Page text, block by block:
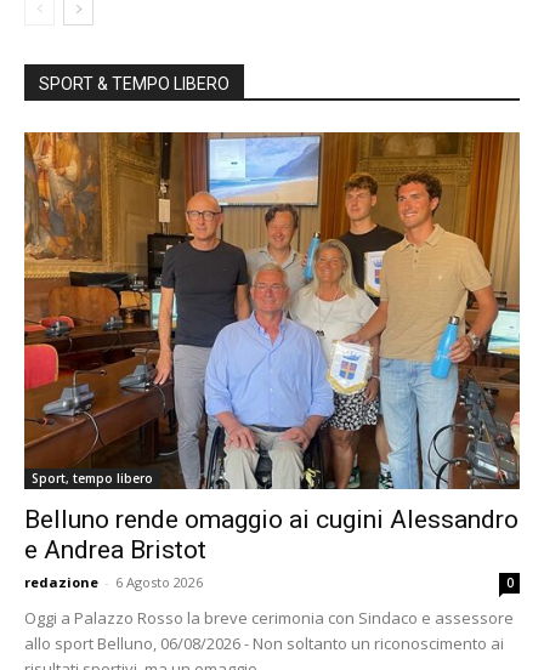
SPORT & TEMPO LIBERO
Sport, tempo libero
Belluno rende omaggio ai cugini Alessandro
e Andrea Bristot
redazione - 6 Agosto 2026 0
Oggi a Palazzo Rosso la breve cerimonia con Sindaco e assessore
allo sport Belluno, 06/08/2026 - Non soltanto un riconoscimento ai